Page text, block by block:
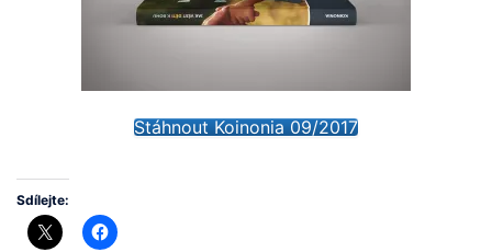
Stáhnout Koinonia 09/2017
Sdílejte: